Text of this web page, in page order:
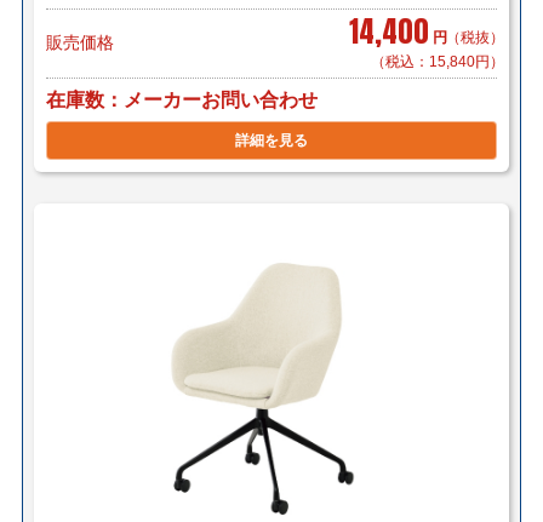
販売価格 14,400 円 （税抜）
（税込：15,840円）
在庫数 メーカーお問い合わせ
詳細を見る